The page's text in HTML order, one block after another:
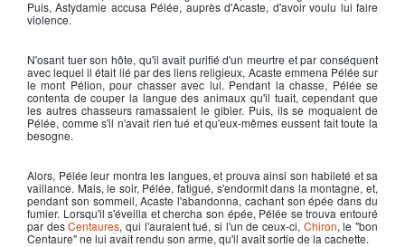
Puis, Astydamie accusa Pélée, auprès d'Acaste, d'avoir voulu lui faire
violence.
N'osant tuer son hôte, qu'il avait purifié d'un meurtre et par conséquent
avec lequel il était lié par des liens religieux, Acaste emmena Pélée sur
le mont Pélion, pour chasser avec lui. Pendant la chasse, Pélée se
contenta de couper la langue des animaux qu'il tuait, cependant que
les autres chasseurs ramassaient le gibier. Puis, ils se moquaient de
Pélée, comme s'il n'avait rien tué et qu'eux-mêmes eussent fait toute la
besogne.
Alors, Pélée leur montra les langues, et prouva ainsi son habileté et sa
vaillance. Mais, le soir, Pélée, fatigué, s'endormit dans la montagne, et,
pendant son sommeil, Acaste l'abandonna, cachant son épée dans du
fumier. Lorsqu'il s'éveilla et chercha son épée, Pélée se trouva entouré
par desCentaures, qui l'auraient tué, si l'un de ceux-ci, Chiron, le "bon
Centaure" ne lui avait rendu son arme, qu'il avait sortie de la cachette.